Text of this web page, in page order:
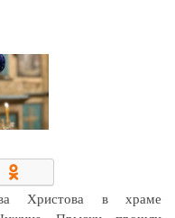
Христова в храме